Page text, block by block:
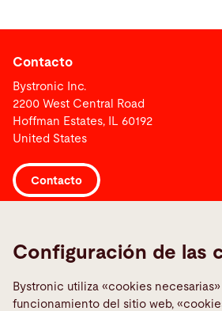
Contacto
Bystronic Inc.
2200 West Central Road
Hoffman Estates, IL 60192
United States
Contacto
Media Center
Informar sobre una averia
TeamViewer
Configuración de las
Bystronic utiliza «cookies necesarias»
funcionamiento del sitio web,